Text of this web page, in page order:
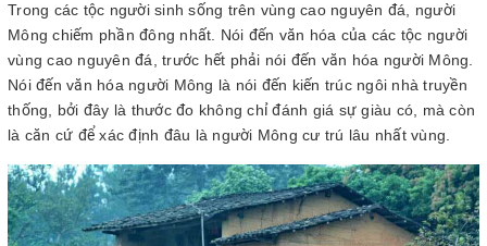
Trong các tộc người sinh sống trên vùng cao nguyên đá, người
Mông chiếm phần đông nhất. Nói đến văn hóa của các tộc người
vùng cao nguyên đá, trước hết phải nói đến văn hóa người Mông.
Nói đến văn hóa người Mông là nói đến kiến trúc ngôi nhà truyền
thống, bởi đây là thước đo không chỉ đánh giá sự giàu có, mà còn
là căn cứ để xác định đâu là người Mông cư trú lâu nhất vùng.